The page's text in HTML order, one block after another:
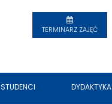
TERMINARZ ZAJĘĆ
STUDENCI DYDAKTYKA